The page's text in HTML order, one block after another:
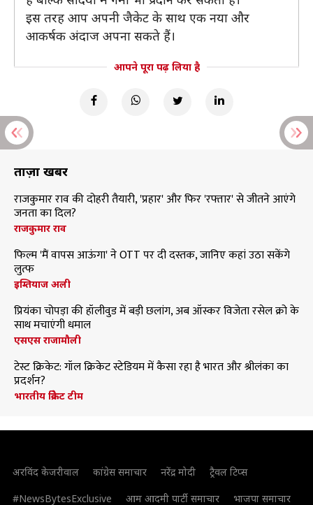
इस तरह आप अपनी जैकेट के साथ एक नया और
आकर्षक अंदाज अपना सकते हैं।
आपने पूरा पढ़ लिया है
ताज़ा खबरें
राजकुमार राव की दोहरी तैयारी, 'प्रहार' और फिर 'रफ्तार' से जीतने आएंगे
जनता का दिल?
राजकुमार राव
फिल्म 'मैं वापस आऊंगा' ने OTT पर दी दस्तक, जानिए कहां उठा सकेंगे
लुत्फ
इम्तियाज अली
प्रियंका चोपड़ा की हॉलीवुड में बड़ी छलांग, अब ऑस्कर विजेता रसेल क्रो के
साथ मचाएंगी धमाल
एसएस राजामौली
टेस्ट क्रिकेट: गॉल क्रिकेट स्टेडियम में कैसा रहा है भारत और श्रीलंका का
प्रदर्शन?
भारतीय क्रिकेट टीम
अरविंद केजरीवाल कांग्रेस समाचार नरेंद्र मोदी
ट्रैवल टिप्स
#NewsBytesExclusive
आम आदमी पार्टी समाचार भाजपा समाचार